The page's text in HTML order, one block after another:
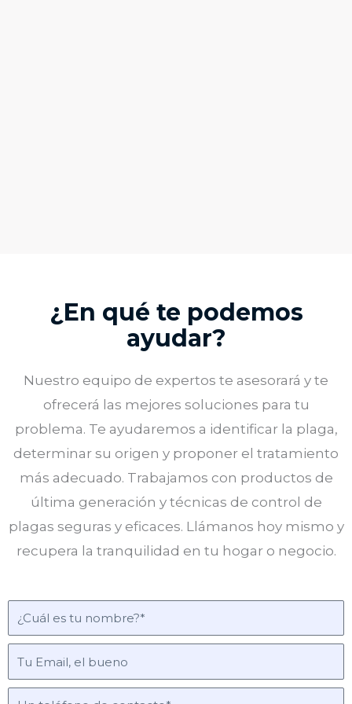
¿En qué te podemos
ayudar?
Nuestro equipo de expertos te asesorará y te
ofrecerá las mejores soluciones para tu
problema. Te ayudaremos a identificar la plaga,
determinar su origen y proponer el tratamiento
más adecuado. Trabajamos con productos de
última generación y técnicas de control de
plagas seguras y eficaces. Llámanos hoy mismo y
recupera la tranquilidad en tu hogar o negocio.
m
ra